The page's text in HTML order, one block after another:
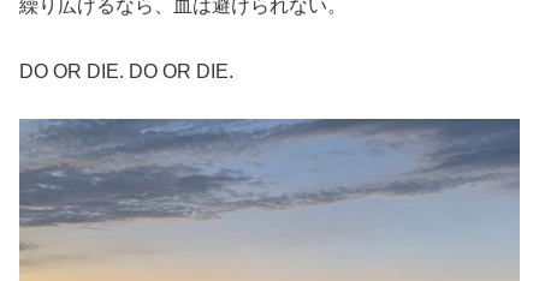
繰り広げるなら、血は避けられない。
DO OR DIE. DO OR DIE.